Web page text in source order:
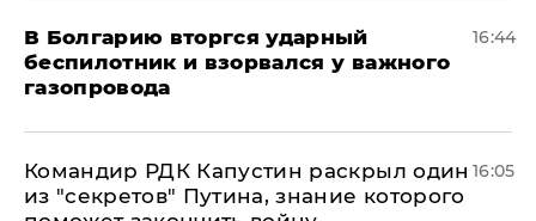
В Болгарию вторгся ударный
беспилотник и взорвался у важного
газопровода
16:44
Командир РДК Капустин раскрыл один
из "секретов" Путина, знание которого
16:05